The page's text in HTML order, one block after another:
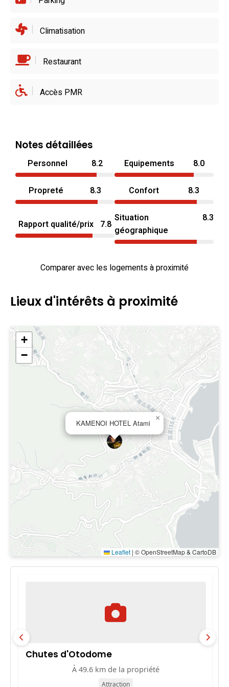
Climatisation
Restaurant
Accès PMR
Notes détaillées
Personnel 8.2 Equipements 8.0
Propreté 8.3 Confort 8.3
Rapport qualité/prix 7.8
Situation
géographique
8.3
Comparer avec les logements à proximité
Lieux d'intérêts à proximité
KAMENOI HOTEL Atami
×
+
−
Leaflet | © OpenStreetMap & CartoDB
Chutes d'Otodome
À 49.6 km de la propriété
Attraction